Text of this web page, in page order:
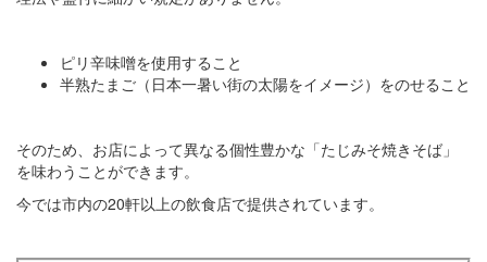
ピリ辛味噌を使用すること
半熟たまご（日本一暑い街の太陽をイメージ）をのせること
そのため、お店によって異なる個性豊かな「たじみそ焼きそば」
を味わうことができます。
今では市内の20軒以上の飲食店で提供されています。